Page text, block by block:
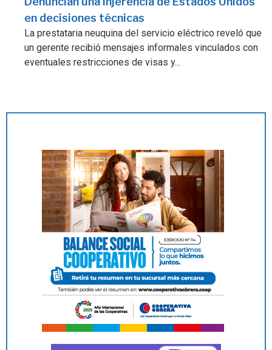
en decisiones técnicas
La prestataria neuquina del servicio eléctrico reveló que
un gerente recibió mensajes informales vinculados con
eventuales restricciones de visas y...